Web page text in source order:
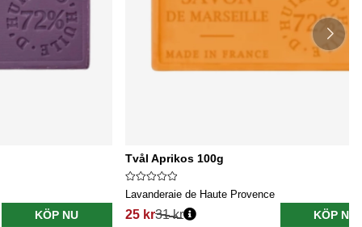
KÖP NU
Tvål Aprikos 100g
Lavanderaie de Haute Provence
25 kr31 kr KÖP NU